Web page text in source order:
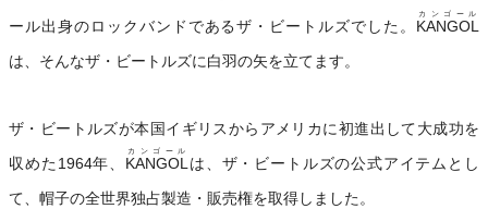
ール出身のロックバンドであるザ・ビートルズでした。 KANGOL
カンゴール
は、そんなザ・ビートルズに白羽の矢を立てます。
ザ・ビートルズが本国イギリスからアメリカに初進出して大成功を
収めた1964年、 KANGOL
カンゴール
は、ザ・ビートルズの公式アイテムとし
て、帽子の全世界独占製造・販売権を取得しました。